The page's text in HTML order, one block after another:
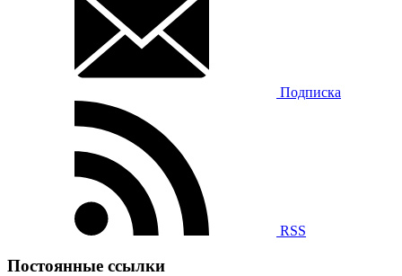
Подписка
RSS
Постоянные ссылки